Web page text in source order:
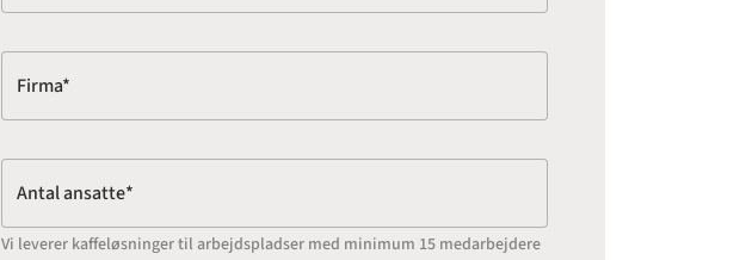
Firma*
Antal ansatte*
Vi leverer kaffeløsninger til arbejdspladser med minimum 15 medarbejdere